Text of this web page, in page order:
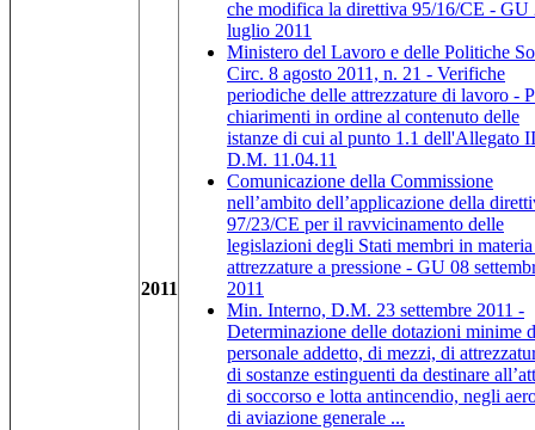
2011
che modifica la direttiva 95/16/CE - GU
luglio 2011
Ministero del Lavoro e delle Politiche
Circ. 8 agosto 2011, n. 21 - Verifiche
periodiche delle attrezzature di lavoro -
chiarimenti in ordine al contenuto delle
istanze di cui al punto 1.1 dell'Allegato
D.M. 11.04.11
Comunicazione della Commissione
nell’ambito dell’applicazione della
97/23/CE per il ravvicinamento delle
legislazioni degli Stati membri in
attrezzature a pressione - GU 08
2011
Min. Interno, D.M. 23 settembre 2011 -
Determinazione delle dotazioni minime
personale addetto, di mezzi, di
di sostanze estinguenti da destinare
di soccorso e lotta antincendio, negli
di aviazione generale ...